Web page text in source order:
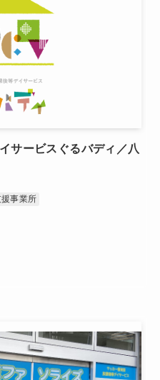
サービスぐるバディ／八
事業所